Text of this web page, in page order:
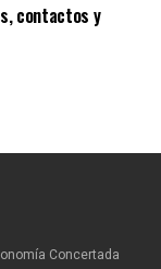
contactos y
Concertada